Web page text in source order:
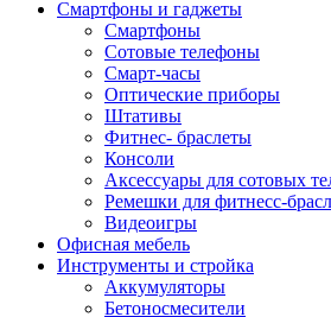
Смартфоны и гаджеты
Смартфоны
Сотовые телефоны
Смарт-часы
Оптические приборы
Штативы
Фитнес- браслеты
Консоли
Аксессуары для сотовых
Ремешки для фитнесс-
Видеоигры
Офисная мебель
Инструменты и стройка
Аккумуляторы
Бетоносмесители